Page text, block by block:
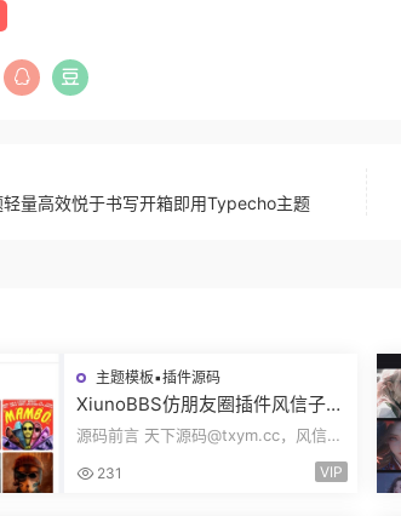
量高效悦于书写开箱即用Typecho主题
主题模板▪插件源码
XiunoBBS仿朋友圈插件风信子社
交插件评论回复点赞互动自适应
源码修罗论坛fxz_friends
源码前言 天下源码@txym.cc，风信子
5.31M，1个压缩...
231 VIP